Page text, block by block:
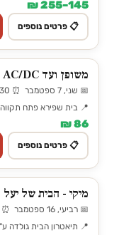
145–255 ₪
📋 פרטים נוספים
משופן ועד AC/DC - מופע פסנתר לאור נרות
📅 שני, 7 ספטמבר ⏰ 19:30
📍 בית שפירא פתח תקווה
86 ₪
📋 פרטים נוספים
מיקי - הבית של יעל
📅 רביעי, 16 ספטמבר ⏰ 17:30
📍 תיאטרון הבית גולדה